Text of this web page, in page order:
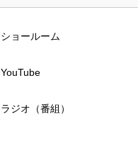
ショールーム
YouTube
ラジオ（番組）